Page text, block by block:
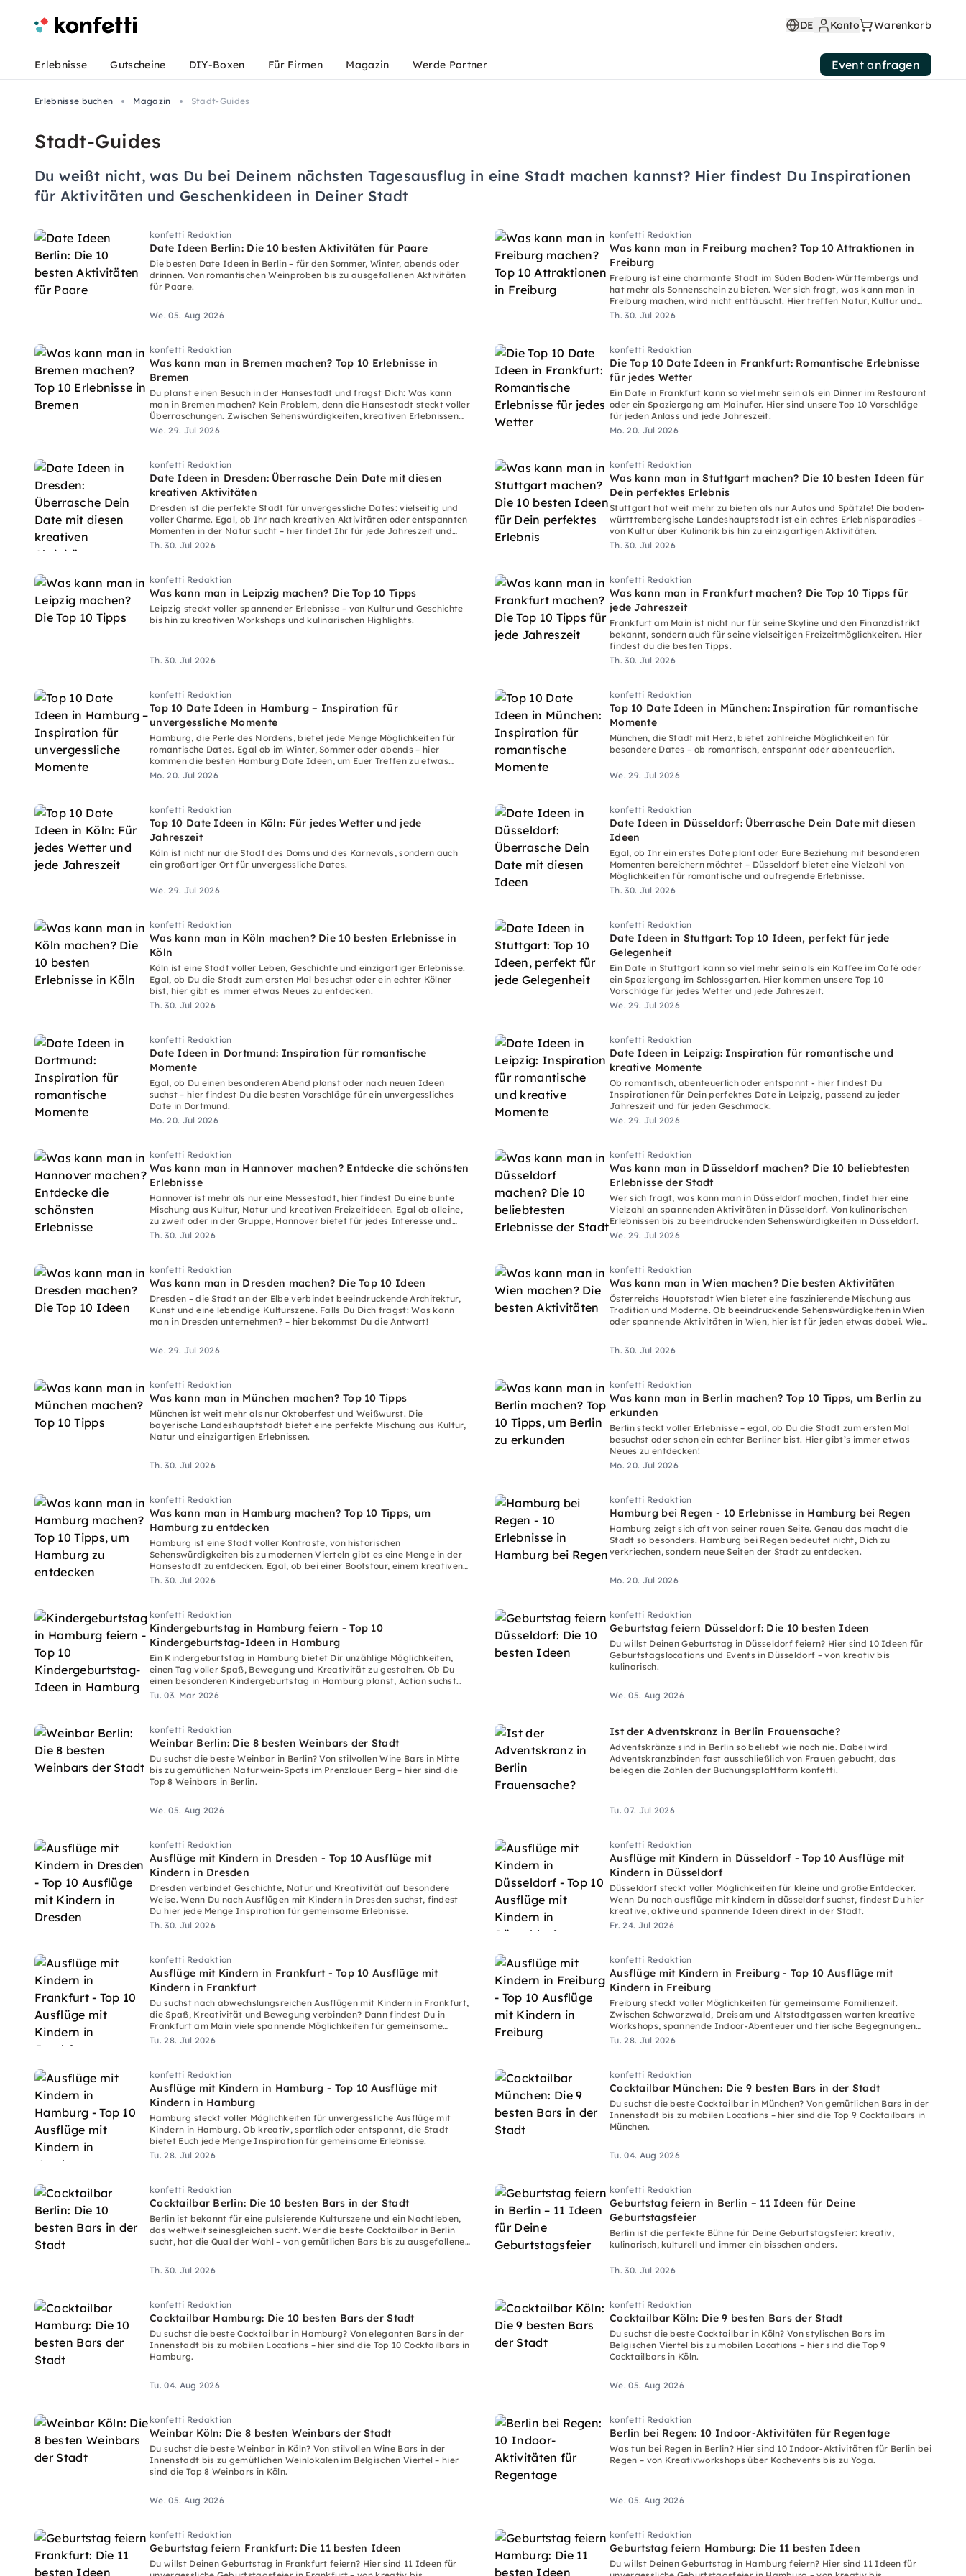
Erlebnisse buchen Magazin Stadt-Guides
Stadt-Guides
Du weißt nicht, was Du bei Deinem nächsten Tagesausflug in eine Stadt machen kannst? Hier findest Du Inspirationen
für Aktivitäten und Geschenkideen in Deiner Stadt
konfetti Redaktion
Date Ideen Berlin: Die 10 besten Aktivitäten für Paare
Die besten Date Ideen in Berlin – für den Sommer, Winter, abends oder
drinnen. Von romantischen Weinproben bis zu ausgefallenen Aktivitäten
für Paare.
We. 05. Aug 2026
konfetti Redaktion
Was kann man in Freiburg machen? Top 10 Attraktionen in
Freiburg
Freiburg ist eine charmante Stadt im Süden Baden-Württembergs und
hat mehr als Sonnenschein zu bieten. Wer sich fragt, was kann man in
Freiburg machen, wird nicht enttäuscht. Hier treffen Natur, Kultur und
Genuss aufeinander.
Th. 30. Jul 2026
konfetti Redaktion
Was kann man in Bremen machen? Top 10 Erlebnisse in
Bremen
Du planst einen Besuch in der Hansestadt und fragst Dich: Was kann
man in Bremen machen? Kein Problem, denn die Hansestadt steckt voller
Überraschungen. Zwischen Sehenswürdigkeiten, kreativen Erlebnissen
und Natur findest Du zahlreiche Aktivitäten.
We. 29. Jul 2026
konfetti Redaktion
Die Top 10 Date Ideen in Frankfurt: Romantische Erlebnisse
für jedes Wetter
Ein Date in Frankfurt kann so viel mehr sein als ein Dinner im Restaurant
oder ein Spaziergang am Mainufer. Hier sind unsere Top 10 Vorschläge
für jeden Anlass und jede Jahreszeit.
Mo. 20. Jul 2026
konfetti Redaktion
Date Ideen in Dresden: Überrasche Dein Date mit diesen
kreativen Aktivitäten
Dresden ist die perfekte Stadt für unvergessliche Dates: vielseitig und
voller Charme. Egal, ob Ihr nach kreativen Aktivitäten oder entspannten
Momenten in der Natur sucht – hier findet Ihr für jede Jahreszeit und
jeden Geschmack die passenden Erlebnisse.
Th. 30. Jul 2026
konfetti Redaktion
Was kann man in Stuttgart machen? Die 10 besten Ideen für
Dein perfektes Erlebnis
Stuttgart hat weit mehr zu bieten als nur Autos und Spätzle! Die baden-
württtembergische Landeshauptstadt ist ein echtes Erlebnisparadies –
von Kultur über Kulinarik bis hin zu einzigartigen Aktivitäten.
Th. 30. Jul 2026
konfetti Redaktion
Was kann man in Leipzig machen? Die Top 10 Tipps
Leipzig steckt voller spannender Erlebnisse – von Kultur und Geschichte
bis hin zu kreativen Workshops und kulinarischen Highlights.
Th. 30. Jul 2026
konfetti Redaktion
Was kann man in Frankfurt machen? Die Top 10 Tipps für
jede Jahreszeit
Frankfurt am Main ist nicht nur für seine Skyline und den Finanzdistrikt
bekannt, sondern auch für seine vielseitigen Freizeitmöglichkeiten. Hier
findest du die besten Tipps.
Th. 30. Jul 2026
konfetti Redaktion
Top 10 Date Ideen in Hamburg – Inspiration für
unvergessliche Momente
Hamburg, die Perle des Nordens, bietet jede Menge Möglichkeiten für
romantische Dates. Egal ob im Winter, Sommer oder abends – hier
kommen die besten Hamburg Date Ideen, um Euer Treffen zu etwas
ganz Besonderem zu machen.
Mo. 20. Jul 2026
konfetti Redaktion
Top 10 Date Ideen in München: Inspiration für romantische
Momente
München, die Stadt mit Herz, bietet zahlreiche Möglichkeiten für
besondere Dates – ob romantisch, entspannt oder abenteuerlich.
We. 29. Jul 2026
konfetti Redaktion
Top 10 Date Ideen in Köln: Für jedes Wetter und jede
Jahreszeit
Köln ist nicht nur die Stadt des Doms und des Karnevals, sondern auch
ein großartiger Ort für unvergessliche Dates.
We. 29. Jul 2026
konfetti Redaktion
Date Ideen in Düsseldorf: Überrasche Dein Date mit diesen
Ideen
Egal, ob Ihr ein erstes Date plant oder Eure Beziehung mit besonderen
Momenten bereichern möchtet – Düsseldorf bietet eine Vielzahl von
Möglichkeiten für romantische und aufregende Erlebnisse.
Th. 30. Jul 2026
konfetti Redaktion
Was kann man in Köln machen? Die 10 besten Erlebnisse in
Köln
Köln ist eine Stadt voller Leben, Geschichte und einzigartiger Erlebnisse.
Egal, ob Du die Stadt zum ersten Mal besuchst oder ein echter Kölner
bist, hier gibt es immer etwas Neues zu entdecken.
Th. 30. Jul 2026
konfetti Redaktion
Date Ideen in Stuttgart: Top 10 Ideen, perfekt für jede
Gelegenheit
Ein Date in Stuttgart kann so viel mehr sein als ein Kaffee im Café oder
ein Spaziergang im Schlossgarten. Hier kommen unsere Top 10
Vorschläge für jedes Wetter und jede Jahreszeit.
We. 29. Jul 2026
konfetti Redaktion
Date Ideen in Dortmund: Inspiration für romantische
Momente
Egal, ob Du einen besonderen Abend planst oder nach neuen Ideen
suchst – hier findest Du die besten Vorschläge für ein unvergessliches
Date in Dortmund.
Mo. 20. Jul 2026
konfetti Redaktion
Date Ideen in Leipzig: Inspiration für romantische und
kreative Momente
Ob romantisch, abenteuerlich oder entspannt - hier findest Du
Inspirationen für Dein perfektes Date in Leipzig, passend zu jeder
Jahreszeit und für jeden Geschmack.
We. 29. Jul 2026
konfetti Redaktion
Was kann man in Hannover machen? Entdecke die schönsten
Erlebnisse
Hannover ist mehr als nur eine Messestadt, hier findest Du eine bunte
Mischung aus Kultur, Natur und kreativen Freizeitideen. Egal ob alleine,
zu zweit oder in der Gruppe, Hannover bietet für jedes Interesse und
jedes Wetter passende Unternehmungen.
Th. 30. Jul 2026
konfetti Redaktion
Was kann man in Düsseldorf machen? Die 10 beliebtesten
Erlebnisse der Stadt
Wer sich fragt, was kann man in Düsseldorf machen, findet hier eine
Vielzahl an spannenden Aktivitäten in Düsseldorf. Von kulinarischen
Erlebnissen bis zu beeindruckenden Sehenswürdigkeiten in Düsseldorf.
We. 29. Jul 2026
konfetti Redaktion
Was kann man in Dresden machen? Die Top 10 Ideen
Dresden – die Stadt an der Elbe verbindet beeindruckende Architektur,
Kunst und eine lebendige Kulturszene. Falls Du Dich fragst: Was kann
man in Dresden unternehmen? – hier bekommst Du die Antwort!
We. 29. Jul 2026
konfetti Redaktion
Was kann man in Wien machen? Die besten Aktivitäten
Österreichs Hauptstadt Wien bietet eine faszinierende Mischung aus
Tradition und Moderne. Ob beeindruckende Sehenswürdigkeiten in Wien
oder spannende Aktivitäten in Wien, hier ist für jeden etwas dabei. Wien
Th. 30. Jul 2026
konfetti Redaktion
Was kann man in München machen? Top 10 Tipps
München ist weit mehr als nur Oktoberfest und Weißwurst. Die
bayerische Landeshauptstadt bietet eine perfekte Mischung aus Kultur,
Natur und einzigartigen Erlebnissen.
Th. 30. Jul 2026
konfetti Redaktion
Was kann man in Berlin machen? Top 10 Tipps, um Berlin zu
erkunden
Berlin steckt voller Erlebnisse – egal, ob Du die Stadt zum ersten Mal
besuchst oder schon ein echter Berliner bist. Hier gibt’s immer etwas
Neues zu entdecken!
Mo. 20. Jul 2026
konfetti Redaktion
Was kann man in Hamburg machen? Top 10 Tipps, um
Hamburg zu entdecken
Hamburg ist eine Stadt voller Kontraste, von historischen
Sehenswürdigkeiten bis zu modernen Vierteln gibt es eine Menge in der
Hansestadt zu entdecken. Egal, ob bei einer Bootstour, einem kreativen
Workshop oder bei einem Tasting.
Th. 30. Jul 2026
konfetti Redaktion
Hamburg bei Regen - 10 Erlebnisse in Hamburg bei Regen
Hamburg zeigt sich oft von seiner rauen Seite. Genau das macht die
Stadt so besonders. Hamburg bei Regen bedeutet nicht, Dich zu
verkriechen, sondern neue Seiten der Stadt zu entdecken.
Mo. 20. Jul 2026
konfetti Redaktion
Kindergeburtstag in Hamburg feiern - Top 10
Kindergeburtstag-Ideen in Hamburg
Ein Kindergeburtstag in Hamburg bietet Dir unzählige Möglichkeiten,
einen Tag voller Spaß, Bewegung und Kreativität zu gestalten. Ob Du
einen besonderen Kindergeburtstag in Hamburg planst, Action suchst
oder lieber kreativ wirst.
Tu. 03. Mar 2026
konfetti Redaktion
Geburtstag feiern Düsseldorf: Die 10 besten Ideen
Du willst Deinen Geburtstag in Düsseldorf feiern? Hier sind 10 Ideen für
Geburtstagslocations und Events in Düsseldorf – von kreativ bis
kulinarisch.
We. 05. Aug 2026
konfetti Redaktion
Weinbar Berlin: Die 8 besten Weinbars der Stadt
Du suchst die beste Weinbar in Berlin? Von stilvollen Wine Bars in Mitte
bis zu gemütlichen Naturwein-Spots im Prenzlauer Berg – hier sind die
Top 8 Weinbars in Berlin.
We. 05. Aug 2026
Ist der Adventskranz in Berlin Frauensache?
Adventskränze sind in Berlin so beliebt wie noch nie. Dabei wird
Adventskranzbinden fast ausschließlich von Frauen gebucht, das
belegen die Zahlen der Buchungsplattform konfetti.
Tu. 07. Jul 2026
konfetti Redaktion
Ausflüge mit Kindern in Dresden - Top 10 Ausflüge mit
Kindern in Dresden
Dresden verbindet Geschichte, Natur und Kreativität auf besondere
Weise. Wenn Du nach Ausflügen mit Kindern in Dresden suchst, findest
Du hier jede Menge Inspiration für gemeinsame Erlebnisse.
Th. 30. Jul 2026
konfetti Redaktion
Ausflüge mit Kindern in Düsseldorf - Top 10 Ausflüge mit
Kindern in Düsseldorf
Düsseldorf steckt voller Möglichkeiten für kleine und große Entdecker.
Wenn Du nach ausflüge mit kindern in düsseldorf suchst, findest Du hier
kreative, aktive und spannende Ideen direkt in der Stadt.
Fr. 24. Jul 2026
konfetti Redaktion
Ausflüge mit Kindern in Frankfurt - Top 10 Ausflüge mit
Kindern in Frankfurt
Du suchst nach abwechslungsreichen Ausflügen mit Kindern in Frankfurt,
die Spaß, Kreativität und Bewegung verbinden? Dann findest Du in
Frankfurt am Main viele spannende Möglichkeiten für gemeinsame
Familienzeit.
Tu. 28. Jul 2026
konfetti Redaktion
Ausflüge mit Kindern in Freiburg - Top 10 Ausflüge mit
Kindern in Freiburg
Freiburg steckt voller Möglichkeiten für gemeinsame Familienzeit.
Zwischen Schwarzwald, Dreisam und Altstadtgassen warten kreative
Workshops, spannende Indoor-Abenteuer und tierische Begegnungen
auf Euch.
Tu. 28. Jul 2026
konfetti Redaktion
Ausflüge mit Kindern in Hamburg - Top 10 Ausflüge mit
Kindern in Hamburg
Hamburg steckt voller Möglichkeiten für unvergessliche Ausflüge mit
Kindern in Hamburg. Ob kreativ, sportlich oder entspannt, die Stadt
bietet Euch jede Menge Inspiration für gemeinsame Erlebnisse.
Tu. 28. Jul 2026
konfetti Redaktion
Cocktailbar München: Die 9 besten Bars in der Stadt
Du suchst die beste Cocktailbar in München? Von gemütlichen Bars in der
Innenstadt bis zu mobilen Locations – hier sind die Top 9 Cocktailbars in
München.
Tu. 04. Aug 2026
konfetti Redaktion
Cocktailbar Berlin: Die 10 besten Bars in der Stadt
Berlin ist bekannt für eine pulsierende Kulturszene und ein Nachtleben,
das weltweit seinesgleichen sucht. Wer die beste Cocktailbar in Berlin
sucht, hat die Qual der Wahl – von gemütlichen Bars bis zu ausgefallenen
Th. 30. Jul 2026
konfetti Redaktion
Geburtstag feiern in Berlin – 11 Ideen für Deine
Geburtstagsfeier
Berlin ist die perfekte Bühne für Deine Geburtstagsfeier: kreativ,
kulinarisch, kulturell und immer ein bisschen anders.
Th. 30. Jul 2026
konfetti Redaktion
Cocktailbar Hamburg: Die 10 besten Bars der Stadt
Du suchst die beste Cocktailbar in Hamburg? Von eleganten Bars in der
Innenstadt bis zu mobilen Locations – hier sind die Top 10 Cocktailbars in
Hamburg.
Tu. 04. Aug 2026
konfetti Redaktion
Cocktailbar Köln: Die 9 besten Bars der Stadt
Du suchst die beste Cocktailbar in Köln? Von stylischen Bars im
Belgischen Viertel bis zu mobilen Locations – hier sind die Top 9
Cocktailbars in Köln.
We. 05. Aug 2026
konfetti Redaktion
Weinbar Köln: Die 8 besten Weinbars der Stadt
Du suchst die beste Weinbar in Köln? Von stilvollen Wine Bars in der
Innenstadt bis zu gemütlichen Weinlokalen im Belgischen Viertel – hier
sind die Top 8 Weinbars in Köln.
We. 05. Aug 2026
konfetti Redaktion
Berlin bei Regen: 10 Indoor-Aktivitäten für Regentage
Was tun bei Regen in Berlin? Hier sind 10 Indoor-Aktivitäten für Berlin bei
Regen – von Kreativworkshops über Kochevents bis zu Yoga.
We. 05. Aug 2026
konfetti Redaktion
Geburtstag feiern Frankfurt: Die 11 besten Ideen
Du willst Deinen Geburtstag in Frankfurt feiern? Hier sind 11 Ideen für
konfetti Redaktion
Geburtstag feiern Hamburg: Die 11 besten Ideen
Du willst Deinen Geburtstag in Hamburg feiern? Hier sind 11 Ideen für
DE Konto Warenkorb
Erlebnisse Gutscheine DIY-Boxen Für Firmen Magazin Werde Partner Event anfragen